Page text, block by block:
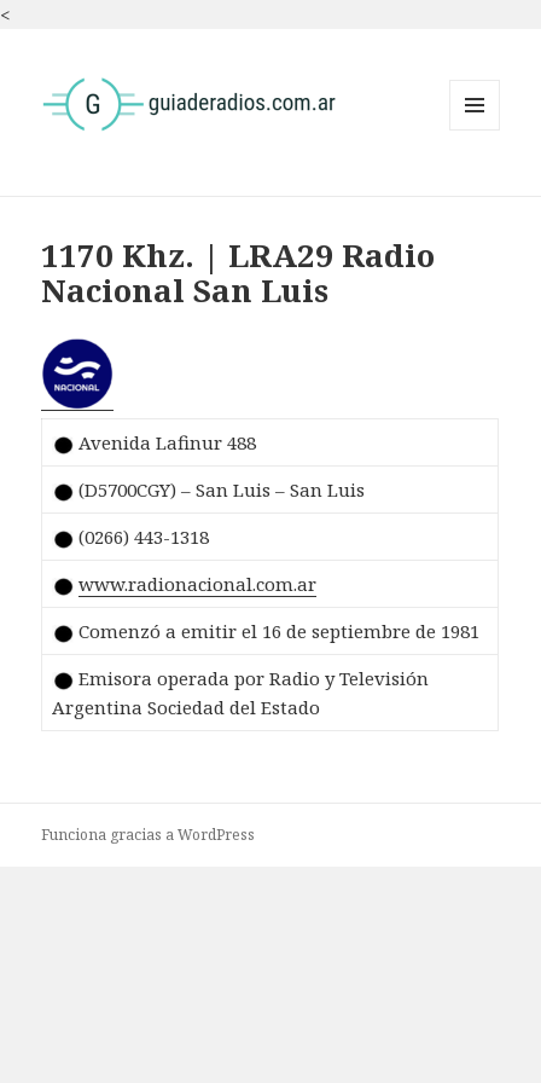
<
1170 Khz. | LRA29 Radio
Nacional San Luis
Avenida Lafinur 488
(D5700CGY) – San Luis – San Luis
(0266) 443-1318
www.radionacional.com.ar
Comenzó a emitir el 16 de septiembre de 1981
Emisora operada por Radio y Televisión
Argentina Sociedad del Estado
Funciona gracias a WordPress